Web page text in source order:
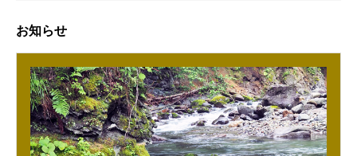
お知らせ